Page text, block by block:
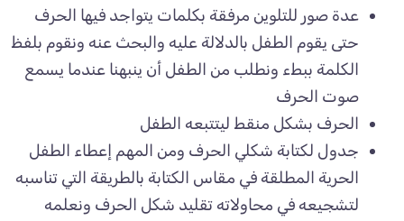
عدة صور للتلوين مرفقة بكلمات يتواجد فيها الحرف
حتى يقوم الطفل بالدلالة عليه والبحث عنه ونقوم بلفظ
الكلمة ببطء ونطلب من الطفل أن ينبهنا عندما يسمع
صوت الحرف
الحرف بشكل منقط ليتتبعه الطفل
جدول لكتابة شكلي الحرف ومن المهم إعطاء الطفل
الحرية المطلقة في مقاس الكتابة بالطريقة التي تناسبه
لتشجيعه في محاولاته تقليد شكل الحرف ونعلمه